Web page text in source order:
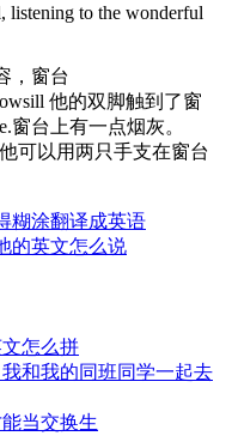
listening to the wonderful
，窗台
他的双脚触到了窗
窗台上有一点烟灰。
他可以用两只手支在窗台
糊涂翻译成英语
的英文怎么说
怎么拼
和我的同班同学一起去
当交换生